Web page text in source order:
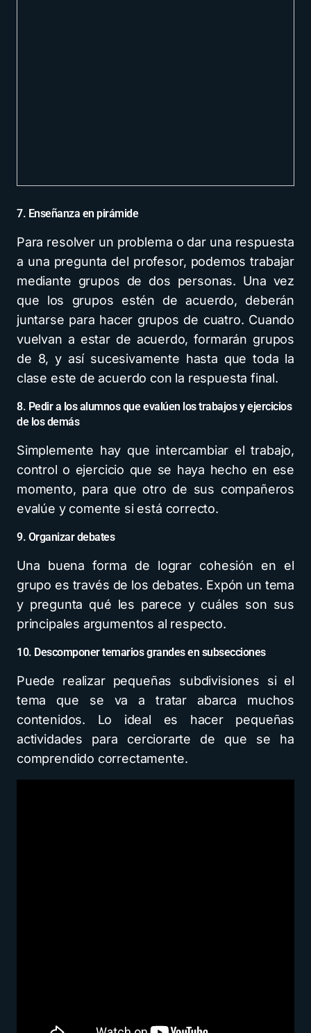
7. Enseñanza en pirámide
Para resolver un problema o dar una respuesta
a una pregunta del profesor, podemos trabajar
mediante grupos de dos personas. Una vez
que los grupos estén de acuerdo, deberán
juntarse para hacer grupos de cuatro. Cuando
vuelvan a estar de acuerdo, formarán grupos
de 8, y así sucesivamente hasta que toda la
clase este de acuerdo con la respuesta final.
8. Pedir a los alumnos que evalúen los trabajos y ejercicios
de los demás
Simplemente hay que intercambiar el trabajo,
control o ejercicio que se haya hecho en ese
momento, para que otro de sus compañeros
evalúe y comente si está correcto.
9. Organizar debates
Una buena forma de lograr cohesión en el
grupo es través de los debates. Expón un tema
y pregunta qué les parece y cuáles son sus
principales argumentos al respecto.
10. Descomponer temarios grandes en subsecciones
Puede realizar pequeñas subdivisiones si el
tema que se va a tratar abarca muchos
contenidos. Lo ideal es hacer pequeñas
actividades para cerciorarte de que se ha
comprendido correctamente.